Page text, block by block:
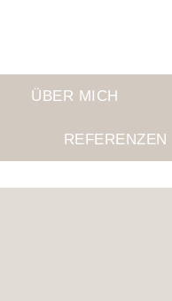
ÜBER MICH
REFERENZEN